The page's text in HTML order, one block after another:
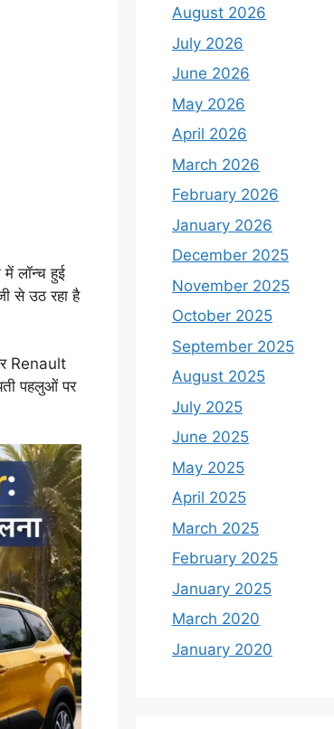
लॉन्च हुई
से उठ रहा है
Renault
पहलुओं पर
August 2026
July 2026
June 2026
May 2026
April 2026
March 2026
February 2026
January 2026
December 2025
November 2025
October 2025
September 2025
August 2025
July 2025
June 2025
May 2025
April 2025
March 2025
February 2025
January 2025
March 2020
January 2020